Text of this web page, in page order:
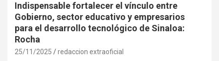
Indispensable fortalecer el vínculo entre
Gobierno, sector educativo y empresarios
para el desarrollo tecnológico de Sinaloa:
Rocha
25/11/2025 redaccion extraoficial